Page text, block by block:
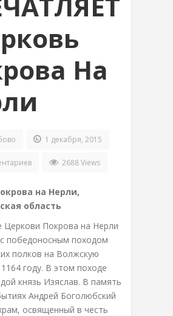
На
1 декабря, 2015
2688 Views
на Нерли,
область
Церкови Покрова на Нерли
победоносным походом
полков на Волжскую
году. В этом походе
князь Изяслав. В память
Андрей Боголюбский
освященный в честь